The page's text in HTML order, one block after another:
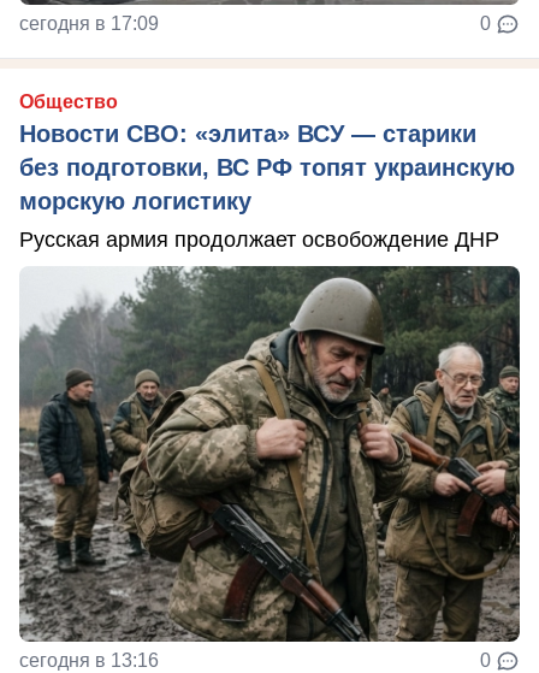
сегодня в 17:09 0
Общество
Новости СВО: «элита» ВСУ — старики
без подготовки, ВС РФ топят украинскую
морскую логистику
Русская армия продолжает освобождение ДНР
сегодня в 13:16 0